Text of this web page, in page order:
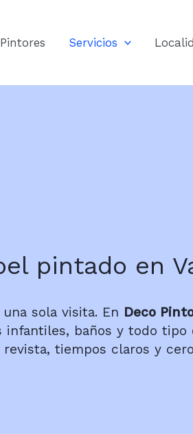
Servicios
pintado en
sola visita. En Deco
infantiles, baños y todo tipo
tiempos claros y